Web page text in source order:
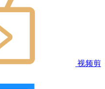
视频剪